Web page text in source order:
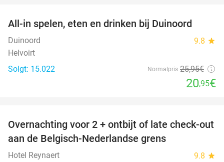
All-in spelen, eten en drinken bij Duinoord
Duinoord 9.8 star
Helvoirt
Solgt: 15.022
Normalpris 25,95€
20,95€
45%
Overnachting voor 2 + ontbijt of late check-out
aan de Belgisch-Nederlandse grens
Hotel Reynaert 9.8 star